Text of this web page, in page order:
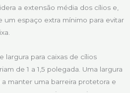
a extensão média dos cílios e,
um espaço extra mínimo para evitar
largura para caixas de cílios
de 1 a 1,5 polegada. Uma largura
manter uma barreira protetora e